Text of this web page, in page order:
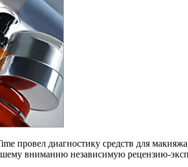
провел диагностику средств для
вниманию независимую рецензию-